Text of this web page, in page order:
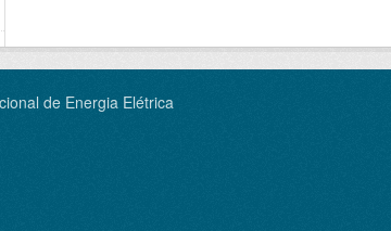
de Energia Elétrica